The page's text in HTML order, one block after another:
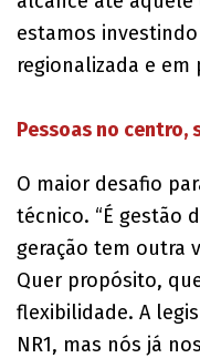
estamos
regionalizada e em
​Pessoas no centro,
O maior desafio
técnico. “É gestão
geração tem outra
Quer propósito,
flexibilidade. A
NR1, mas nós já